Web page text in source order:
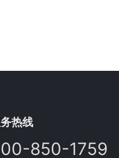
热线
850-1759